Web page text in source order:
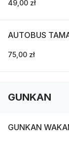
49,00 zł
AUTOBUS
75,00 zł
GUNKAN
GUNKAN